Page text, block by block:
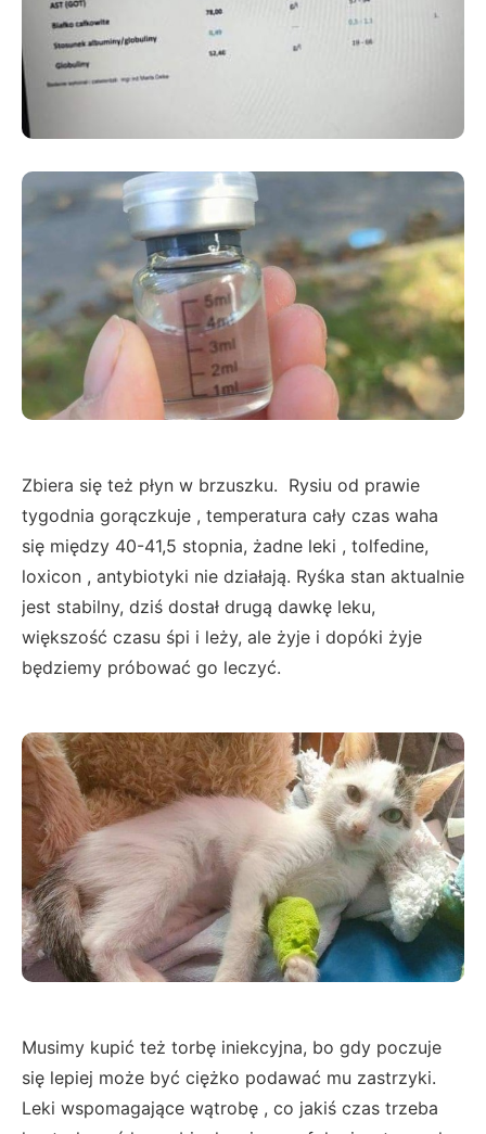
Zbiera się też płyn w brzuszku. Rysiu od prawie
tygodnia gorączkuje , temperatura cały czas waha
się między 40-41,5 stopnia, żadne leki , tolfedine,
loxicon , antybiotyki nie działają. Ryśka stan aktualnie
jest stabilny, dziś dostał drugą dawkę leku,
większość czasu śpi i leży, ale żyje i dopóki żyje
będziemy próbować go leczyć.
Musimy kupić też torbę iniekcyjna, bo gdy poczuje
się lepiej może być ciężko podawać mu zastrzyki.
Leki wspomagające wątrobę , co jakiś czas trzeba